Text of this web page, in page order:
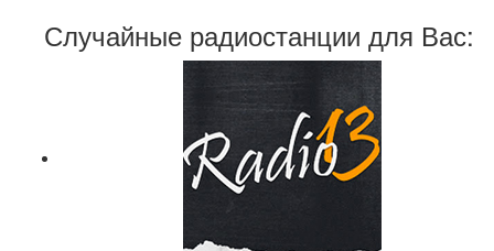
Случайные радиостанции для Вас: